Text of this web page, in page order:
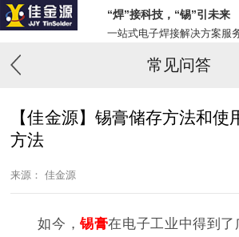
“焊”接科技，“锡”引未来
一站式电子焊接解决方案服
常见问答
【佳金源】锡膏储存方法和使
方法
来源： 佳金源
如今，锡膏在电子工业中得到